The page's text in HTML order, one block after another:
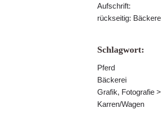
Aufschrift:
rückseitig:
Schlagwort:
Pferd
Bäckerei
Grafik, Fotografie
Karren/Wagen